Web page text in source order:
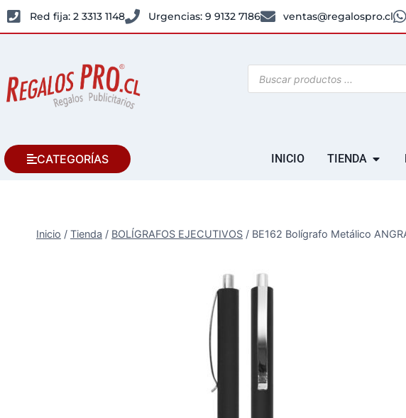
Red fija: 2 3313 1148 Urgencias: 9 9132 7186 ventas@regalospro.cl
CATEGORÍAS INICIO TIENDA
Inicio / Tienda / BOLÍGRAFOS EJECUTIVOS / BE162 Bolígrafo Metálico